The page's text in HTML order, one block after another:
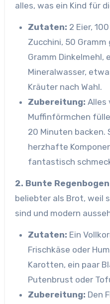
alles, was ein Kind für
Zutaten: 2 Eier,
Zucchini, 50 Gramm
Gramm Dinkelmehl,
Mineralwasser,
Kräuter nach Wahl.
Zubereitung: Alles
Muffinförmchen
20 Minuten backen.
herzhafte
fantastisch
2. Bunte
beliebter als Brot, weil
sind und modern
Zutaten: Ein
Frischkäse oder
Karotten, ein paar
Putenbrust oder
Zubereitung: Den